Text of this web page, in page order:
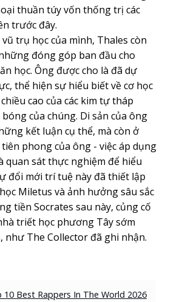
thuần túy vốn thống trị các
trước đây.
trụ học của mình, Thales còn
đóng góp ban đầu cho
học. Ông được cho là đã dự
thể hiện sự hiểu biết về cơ học
cao của các kim tự tháp
của chúng. Di sản của ông
kết luận cụ thể, mà còn ở
phong của ông - việc áp dụng
quan sát thực nghiệm để hiểu
đổi mới trí tuệ này đã thiết lập
Miletus và ảnh hưởng sâu sắc
tiền Socrates sau này, củng cố
triết học phương Tây sớm
như The Collector đã ghi nhận.
10 Best Rappers In The World 2026